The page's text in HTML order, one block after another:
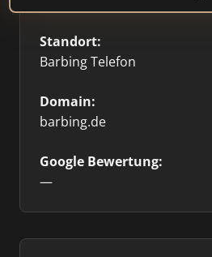
Standort:
Barbing Telefon
Domain:
barbing.de
Google Bewertung:
—